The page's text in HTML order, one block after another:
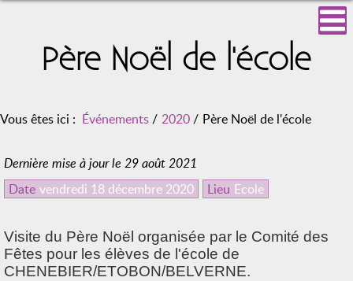
Père Noël de l'école
Vous êtes ici : Événements / 2020 / Père Noël de l'école
Dernière mise à jour le 29 août 2021
Date vendredi 18 décembre 2020 Lieu Ecole
Visite du Père Noël organisée par le Comité des
Fêtes pour les élèves de l'école de
CHENEBIER/ETOBON/BELVERNE.